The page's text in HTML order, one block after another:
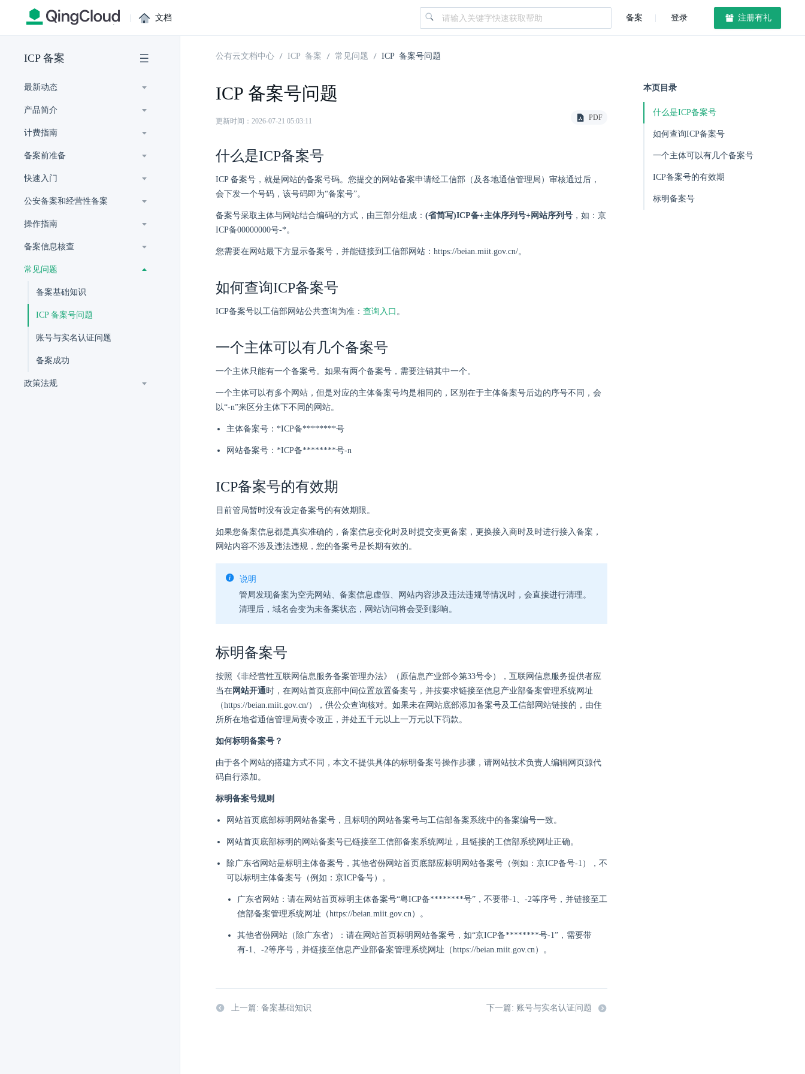
| 文档 备案 登录 注册有礼
ICP 备案
最新动态
产品简介
计费指南
备案前准备
快速入门
公安备案和经营性备案
操作指南
备案信息核查
常见问题
备案基础知识
ICP 备案号问题
账号与实名认证问题
备案成功
政策法规
公有云文档中心 ICP 备案 常见问题 ICP 备案号问题
ICP 备案号问题
更新时间：2026-07-21 05:03:11 PDF
什么是ICP备案号
ICP 备案号，就是网站的备案号码。您提交的网站备案申请经工信部（及各地通信管理局）审核通过后，
会下发一个号码，该号码即为“备案号”。
备案号采取主体与网站结合编码的方式，由三部分组成： (省简写)ICP备+主体序列号+网站序列号 ，如：京
ICP备00000000号-*。
您需要在网站最下方显示备案号，并能链接到工信部网站：https://beian.miit.gov.cn/。
如何查询ICP备案号
ICP备案号以工信部网站公共查询为准： 查询入口 。
一个主体可以有几个备案号
一个主体只能有一个备案号。如果有两个备案号，需要注销其中一个。
一个主体可以有多个网站，但是对应的主体备案号均是相同的，区别在于主体备案号后边的序号不同，会
以“-n”来区分主体下不同的网站。
主体备案号：*ICP备********号
网站备案号：*ICP备********号-n
ICP备案号的有效期
目前管局暂时没有设定备案号的有效期限。
如果您备案信息都是真实准确的，备案信息变化时及时提交变更备案，更换接入商时及时进行接入备案，
网站内容不涉及违法违规，您的备案号是长期有效的。
说明
管局发现备案为空壳网站、备案信息虚假、网站内容涉及违法违规等情况时，会直接进行清理。
清理后，域名会变为未备案状态，网站访问将会受到影响。
标明备案号
按照《非经营性互联网信息服务备案管理办法》（原信息产业部令第33号令），互联网信息服务提供者应
当在网站开通时，在网站首页底部中间位置放置备案号，并按要求链接至信息产业部备案管理系统网址
（https://beian.miit.gov.cn/），供公众查询核对。如果未在网站底部添加备案号及工信部网站链接的，由住
所所在地省通信管理局责令改正，并处五千元以上一万元以下罚款。
如何标明备案号？
由于各个网站的搭建方式不同，本文不提供具体的标明备案号操作步骤，请网站技术负责人编辑网页源代
码自行添加。
标明备案号规则
网站首页底部标明网站备案号，且标明的网站备案号与工信部备案系统中的备案编号一致。
网站首页底部标明的网站备案号已链接至工信部备案系统网址，且链接的工信部系统网址正确。
除广东省网站是标明主体备案号，其他省份网站首页底部应标明网站备案号（例如：京ICP备号-1），不
可以标明主体备案号（例如：京ICP备号）。
广东省网站：请在网站首页标明主体备案号“粤ICP备********号”，不要带-1、-2等序号，并链接至工
信部备案管理系统网址（https://beian.miit.gov.cn）。
其他省份网站（除广东省）：请在网站首页标明网站备案号，如“京ICP备********号-1”，需要带
有-1、-2等序号，并链接至信息产业部备案管理系统网址（https://beian.miit.gov.cn）。
上一篇: 备案基础知识 下一篇: 账号与实名认证问题
本页目录
什么是ICP备案号
如何查询ICP备案号
一个主体可以有几个备案号
ICP备案号的有效期
标明备案号